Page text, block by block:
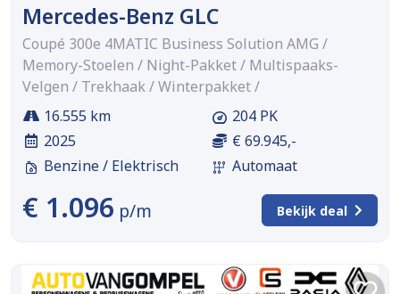
Mercedes-Benz GLC
Coupé 300e 4MATIC Business Solution AMG /
Memory-Stoelen / Night-Pakket / Multispaaks-
Velgen / Trekhaak / Winterpakket /
16.555 km
2025
Benzine / Elektrisch
204 PK
€ 69.945,-
Automaat
€ 1.096 p/m Bekijk deal